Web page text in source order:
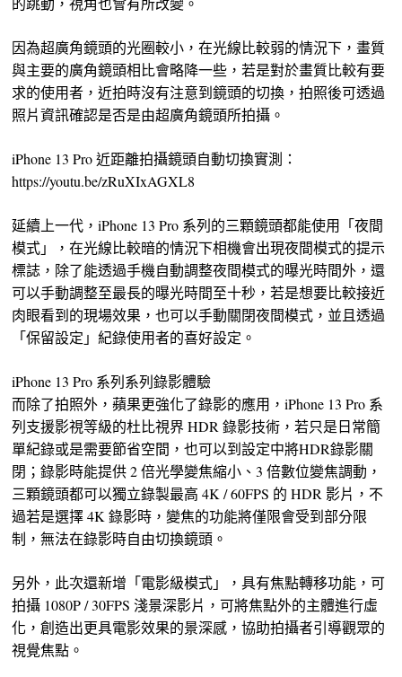
因為超廣角鏡頭的光圈較小，在光線比較弱的情況下，畫質
與主要的廣角鏡頭相比會略降一些，若是對於畫質比較有要
求的使用者，近拍時沒有注意到鏡頭的切換，拍照後可透過
照片資訊確認是否是由超廣角鏡頭所拍攝。
iPhone 13 Pro 近距離拍攝鏡頭自動切換實測：
https://youtu.be/zRuXIxAGXL8
延續上一代，iPhone 13 Pro 系列的三顆鏡頭都能使用「夜間
模式」，在光線比較暗的情況下相機會出現夜間模式的提示
標誌，除了能透過手機自動調整夜間模式的曝光時間外，還
可以手動調整至最長的曝光時間至十秒，若是想要比較接近
肉眼看到的現場效果，也可以手動關閉夜間模式，並且透過
「保留設定」紀錄使用者的喜好設定。
iPhone 13 Pro 系列系列錄影體驗
而除了拍照外，蘋果更強化了錄影的應用，iPhone 13 Pro 系
列支援影視等級的杜比視界 HDR 錄影技術，若只是日常簡
單紀錄或是需要節省空間，也可以到設定中將HDR錄影關
閉；錄影時能提供 2 倍光學變焦縮小、3 倍數位變焦調動，
三顆鏡頭都可以獨立錄製最高 4K / 60FPS 的 HDR 影片，不
過若是選擇 4K 錄影時，變焦的功能將僅限會受到部分限
制，無法在錄影時自由切換鏡頭。
另外，此次還新增「電影級模式」，具有焦點轉移功能，可
拍攝 1080P / 30FPS 淺景深影片，可將焦點外的主體進行虛
化，創造出更具電影效果的景深感，協助拍攝者引導觀眾的
視覺焦點。